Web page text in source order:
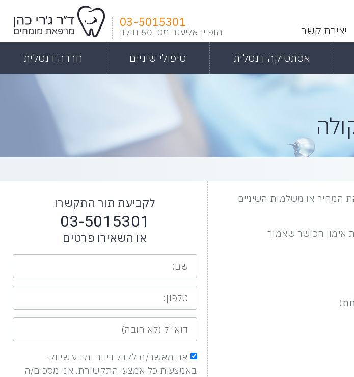
יצירת קשר
03-5015301
הופיין אליעזר מס' 50 חולון
אסתטיקה דנטלית טיפולי שיניים חרדה דנטלית
המחיר או משלמות השיניים
אימון הכושר שאמור
לקביעת תור התקשרו
03-5015301
או השאירו פרטים
אני מאשר/ת לקבל דיוור ומידע שיווקי
באמצעות כל אמצעי התקשורת. אני מסכים/ה